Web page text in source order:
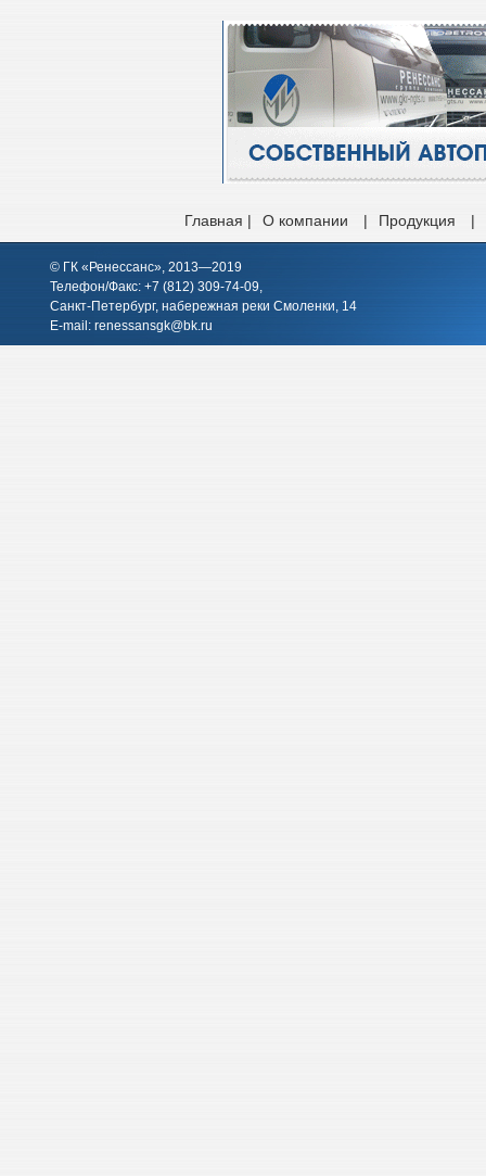
Главная | О компании | Продукция |
© ГК «Ренессанс», 2013—2019
Телефон/Факс: +7 (812) 309-74-09,
Санкт-Петербург, набережная реки Смоленки, 14
E-mail: renessansgk@bk.ru